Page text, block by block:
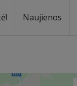
Naujienos